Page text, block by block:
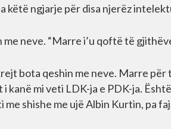
këtë ngjarje për disa njerëz
neve. “Marre i’u qoftë të
bota qeshin me neve. Marre për
kanë mi veti LDK-ja e PDK-ja.
shishe me ujë Albin Kurtin, pa